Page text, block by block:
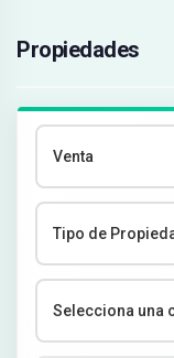
Propiedades